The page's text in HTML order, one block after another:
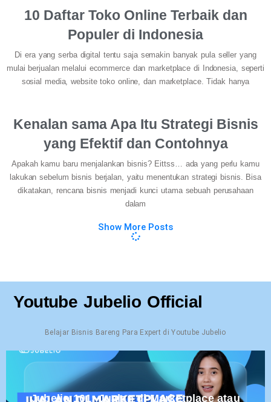
10 Daftar Toko Online Terbaik dan
Populer di Indonesia
Di era yang serba digital tentu saja semakin banyak pula seller yang
mulai berjualan melalui ecommerce dan marketplace di Indonesia, seperti
sosial media, website toko online, dan marketplace. Tidak hanya
Kenalan sama Apa Itu Strategi Bisnis
yang Efektif dan Contohnya
Apakah kamu baru menjalankan bisnis? Eittss… ada yang perlu kamu
lakukan sebelum bisnis berjalan, yaitu menentukan strategi bisnis. Bisa
dikatakan, rencana bisnis menjadi kunci utama sebuah perusahaan
dalam
Show More Posts
Youtube Jubelio Official
Belajar Bisnis Bareng Para Expert di Youtube Jubelio
Jubelio 101: Jualan di Marketplace atau